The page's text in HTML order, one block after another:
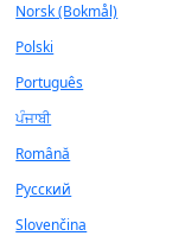
Norsk (Bokmål)
Polski
Português
ਪੰਜਾਬੀ
Română
Русский
Slovenčina